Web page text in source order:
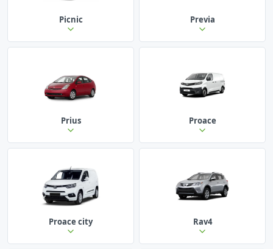
Picnic Previa
Prius Proace
Proace city Rav4